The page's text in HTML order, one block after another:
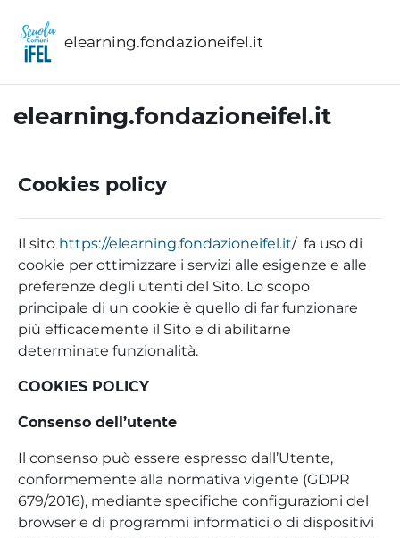
elearning.fondazioneifel.it
elearning.fondazioneifel.it
Cookies policy
Il sito https://elearning.fondazioneifel.it/ fa uso di
cookie per ottimizzare i servizi alle esigenze e alle
preferenze degli utenti del Sito. Lo scopo
principale di un cookie è quello di far funzionare
più efficacemente il Sito e di abilitarne
determinate funzionalità.
COOKIES POLICY
Consenso dell’utente
Il consenso può essere espresso dall’Utente,
conformemente alla normativa vigente (GDPR
679/2016), mediante specifiche configurazioni del
browser e di programmi informatici o di dispositivi